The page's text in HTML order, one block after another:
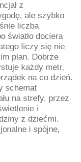
z
ale szybko
liczba
światło dociera
liczy się nie
plan. Dobrze
każdy metr,
na co dzień.
schemat
na strefy, przez
i
z dziećmi.
i spójne,